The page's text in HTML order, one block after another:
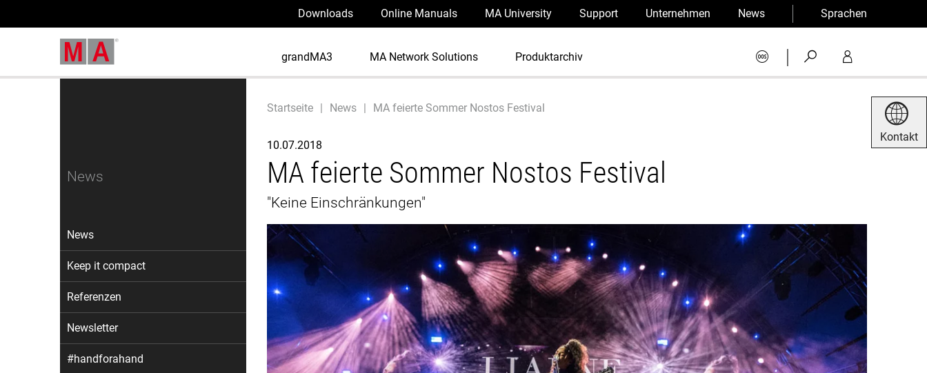
Downloads Online Manuals MA University Support Unternehmen News Sprachen
grandMA3 MA Network Solutions Produktarchiv |
News
News
Keep it compact
Referenzen
Newsletter
#handforahand
Startseite News MA feierte Sommer Nostos Festival
Kontakt
10.07.2018
MA feierte Sommer Nostos Festival
"Keine Einschränkungen"